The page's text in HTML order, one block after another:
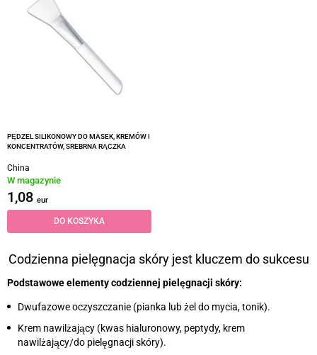
PĘDZEL SILIKONOWY DO MASEK, KREMÓW I
KONCENTRATÓW, SREBRNA RĄCZKA
China
W magazynie
1,08 eur
DO KOSZYKA
Codzienna pielęgnacja skóry jest kluczem do sukcesu
Podstawowe elementy codziennej pielęgnacji skóry:
Dwufazowe oczyszczanie (pianka lub żel do mycia, tonik).
Krem nawilżający (kwas hialuronowy, peptydy, krem
nawilżający/do pielęgnacji skóry).